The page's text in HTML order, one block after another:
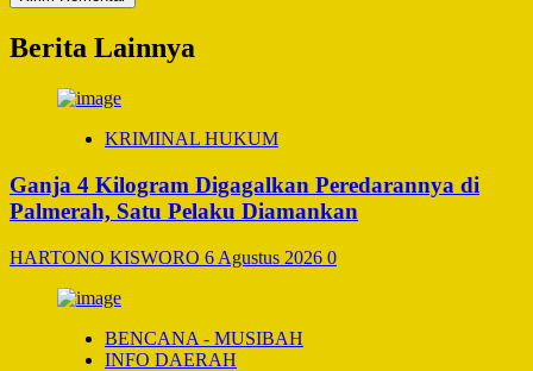
Berita Lainnya
KRIMINAL HUKUM
Ganja 4 Kilogram Digagalkan Peredarannya di
Palmerah, Satu Pelaku Diamankan
HARTONO KISWORO 6 Agustus 2026 0
BENCANA - MUSIBAH
INFO DAERAH